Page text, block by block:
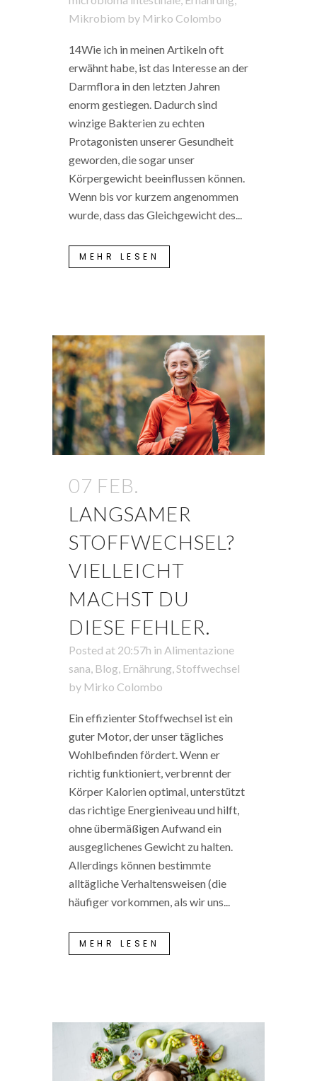
Mikrobiom by Mirko Colombo
14Wie ich in meinen Artikeln oft
erwähnt habe, ist das Interesse an der
Darmflora in den letzten Jahren
enorm gestiegen. Dadurch sind
winzige Bakterien zu echten
Protagonisten unserer Gesundheit
geworden, die sogar unser
Körpergewicht beeinflussen können.
Wenn bis vor kurzem angenommen
wurde, dass das Gleichgewicht des...
MEHR LESEN
07 FEB.
LANGSAMER
STOFFWECHSEL?
VIELLEICHT
MACHST DU
DIESE FEHLER.
Posted at 20:57h in Alimentazione
sana Blog Ernährung Stoffwechsel
by Mirko Colombo
Ein effizienter Stoffwechsel ist ein
guter Motor, der unser tägliches
Wohlbefinden fördert. Wenn er
richtig funktioniert, verbrennt der
Körper Kalorien optimal, unterstützt
das richtige Energieniveau und hilft,
ohne übermäßigen Aufwand ein
ausgeglichenes Gewicht zu halten.
Allerdings können bestimmte
alltägliche Verhaltensweisen (die
häufiger vorkommen, als wir uns...
MEHR LESEN